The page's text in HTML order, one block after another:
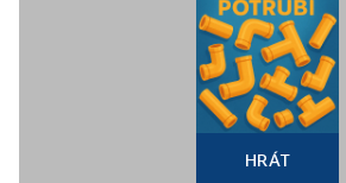
HRÁT